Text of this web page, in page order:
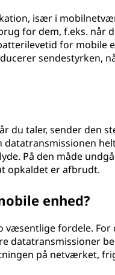
især i
for dem, f.eks. når
for mobile
sendestyrken,
du taler, sender den
På den måde
opkaldet er afbrudt.
enhed?
væsentlige fordele.
datatransmissioner
på netværket,